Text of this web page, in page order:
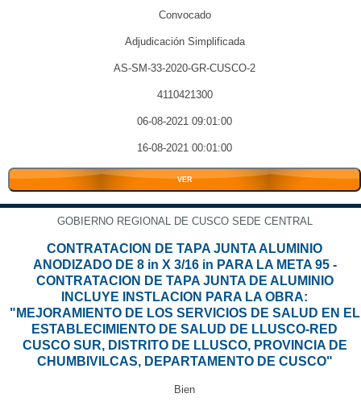
Convocado
Adjudicación Simplificada
AS-SM-33-2020-GR-CUSCO-2
4110421300
06-08-2021 09:01:00
16-08-2021 00:01:00
VER
GOBIERNO REGIONAL DE CUSCO SEDE CENTRAL
CONTRATACION DE TAPA JUNTA ALUMINIO
ANODIZADO DE 8 in X 3/16 in PARA LA META 95 -
CONTRATACION DE TAPA JUNTA DE ALUMINIO
INCLUYE INSTLACION PARA LA OBRA:
"MEJORAMIENTO DE LOS SERVICIOS DE SALUD EN EL
ESTABLECIMIENTO DE SALUD DE LLUSCO-RED
CUSCO SUR, DISTRITO DE LLUSCO, PROVINCIA DE
CHUMBIVILCAS, DEPARTAMENTO DE CUSCO"
Bien